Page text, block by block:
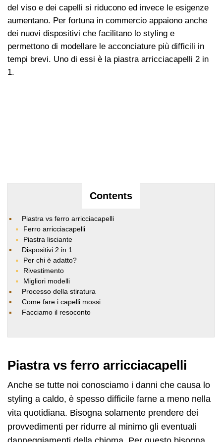
del viso e dei capelli si riducono ed invece le esigenze
aumentano. Per fortuna in commercio appaiono anche
dei nuovi dispositivi che facilitano lo styling e
permettono di modellare le acconciature più difficili in
tempi brevi. Uno di essi è la piastra arricciacapelli 2 in
1.
Contents
Piastra vs ferro arricciacapelli
Ferro arricciacapelli
Piastra lisciante
Dispositivi 2 in 1
Per chi è adatto?
Rivestimento
Migliori modelli
Processo della stiratura
Come fare i capelli mossi
Facciamo il resoconto
Piastra vs ferro arricciacapelli
Anche se tutte noi conosciamo i danni che causa lo
styling a caldo, è spesso difficile farne a meno nella
vita quotidiana. Bisogna solamente prendere dei
provvedimenti per ridurre al minimo gli eventuali